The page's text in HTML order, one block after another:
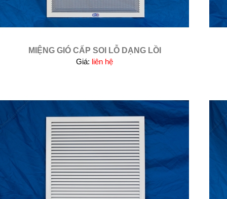
MIỆNG GIÓ CẤP SOI LỖ DẠNG LỒI
Giá: liên hệ